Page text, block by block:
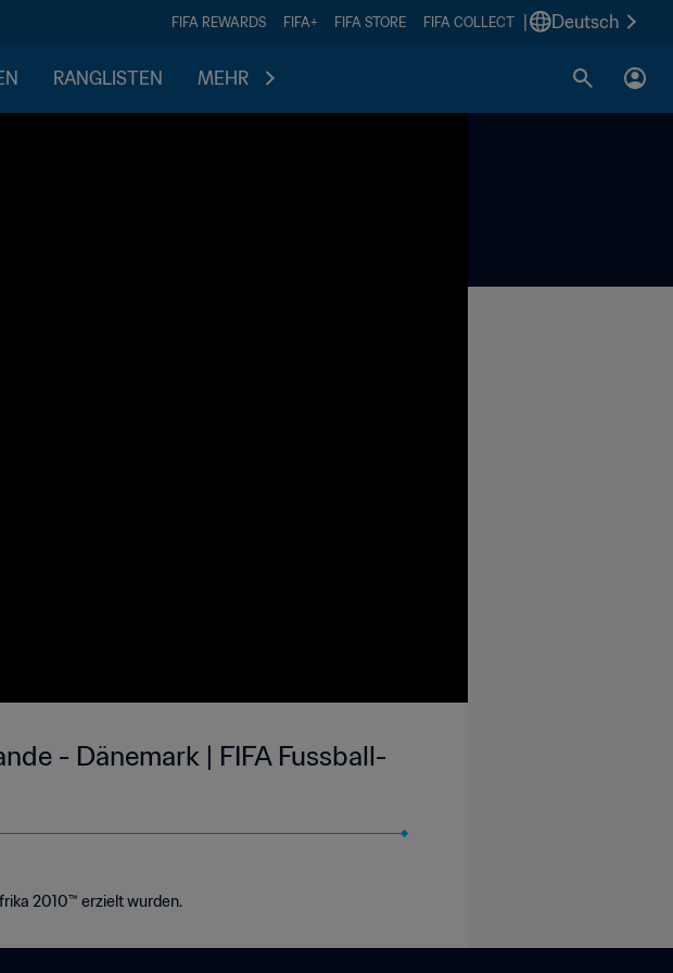
FIFA REWARDS FIFA+ FIFA STORE FIFA COLLECT Deutsch
RANGLISTEN MEHR
- Dänemark | FIFA Fussball-
2010™ erzielt wurden.